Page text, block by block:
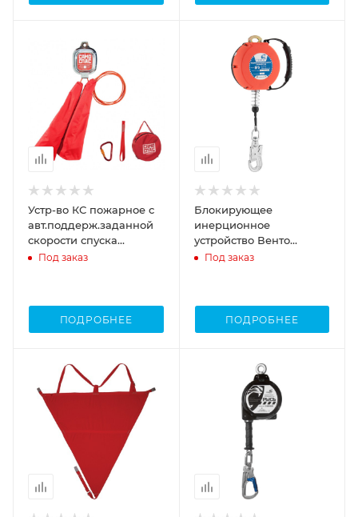
Устр-во КС пожарное с
авт.поддерж.заданной
скорости спуска
МОНОСПАС 5 метров
Под заказ
ПОДРОБНЕЕ
Блокирующее
инерционное
устройство Венто
втягивающего типа
Под заказ
ПОДРОБНЕЕ